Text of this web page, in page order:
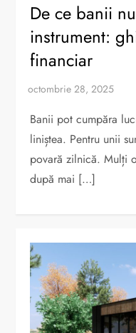
De ce banii
instrument:
financiar
Banii pot cumpăra
liniștea. Pentru unii
povară zilnică. Mulți
după mai […]